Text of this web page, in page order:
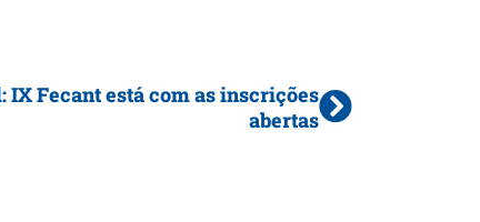
IX Fecant está com as inscrições
abertas